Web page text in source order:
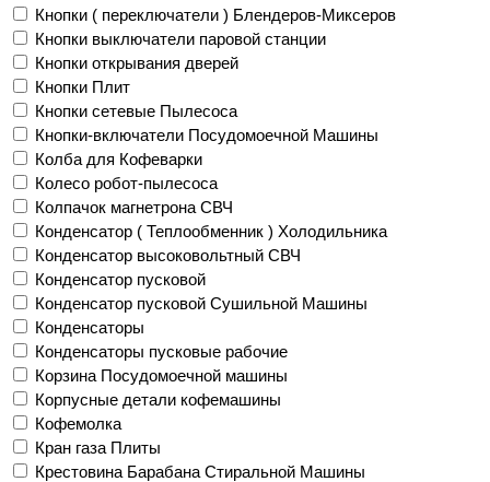
Кнопки ( переключатели ) Блендеров-Миксеров
Кнопки выключатели паровой станции
Кнопки открывания дверей
Кнопки Плит
Кнопки сетевые Пылесоса
Кнопки-включатели Посудомоечной Машины
Колба для Кофеварки
Колесо робот-пылесоса
Колпачок магнетрона СВЧ
Конденсатор ( Теплообменник ) Холодильника
Конденсатор высоковольтный СВЧ
Конденсатор пусковой
Конденсатор пусковой Сушильной Машины
Конденсаторы
Конденсаторы пусковые рабочие
Корзина Посудомоечной машины
Корпусные детали кофемашины
Кофемолка
Кран газа Плиты
Крестовина Барабана Стиральной Машины